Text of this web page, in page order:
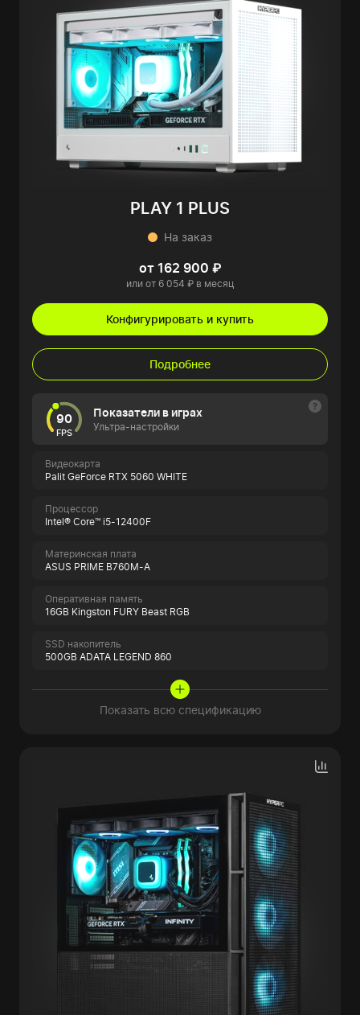
PLAY 1 PLUS
На заказ
от 162 900 ₽
или от 6 054 ₽ в месяц
Конфигурировать и купить
Подробнее
90
FPS
Показатели в играх
Ультра-настройки
Видеокарта
Palit GeForce RTX 5060 WHITE
Процессор
Intel® Core™ i5-12400F
Материнская плата
ASUS PRIME B760M-A
Оперативная память
16GB Kingston FURY Beast RGB
SSD накопитель
500GB ADATA LEGEND 860
Показать всю спецификацию